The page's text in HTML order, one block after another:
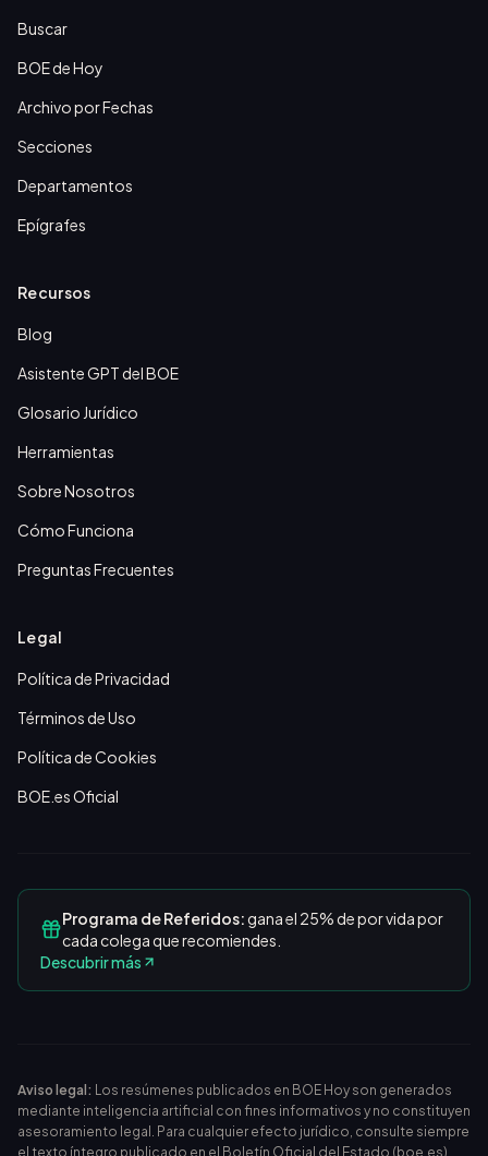
Buscar
BOE de Hoy
Archivo por Fechas
Secciones
Departamentos
Epígrafes
Recursos
Blog
Asistente GPT del BOE
Glosario Jurídico
Herramientas
Sobre Nosotros
Cómo Funciona
Preguntas Frecuentes
Legal
Política de Privacidad
Términos de Uso
Política de Cookies
BOE.es Oficial
Programa de Referidos:gana el 25% de por vida por
cada colega que recomiendes.
Descubrir más
Aviso legal: Los resúmenes publicados en BOE Hoy son generados
mediante inteligencia artificial con fines informativos y no constituyen
asesoramiento legal. Para cualquier efecto jurídico, consulte siempre
el texto íntegro publicado en el Boletín Oficial del Estado (boe.es)